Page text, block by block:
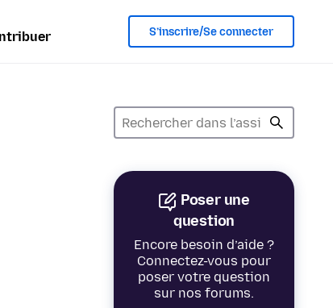
S’inscrire/Se connecter
Poser une
question
Encore besoin d’aide ?
Connectez-vous pour
poser votre question
sur nos forums.